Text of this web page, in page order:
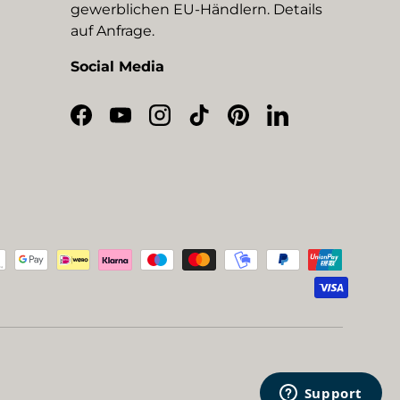
gewerblichen EU-Händlern. Details
auf Anfrage.
Social Media
Facebook
YouTubeInstagram
TikTokPinterestLinkedIn